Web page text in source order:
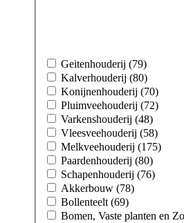
Geitenhouderij (79)
Kalverhouderij (80)
Konijnenhouderij (70)
Pluimveehouderij (72)
Varkenshouderij (48)
Vleesveehouderij (58)
Melkveehouderij (175)
Paardenhouderij (80)
Schapenhouderij (76)
Akkerbouw (78)
Bollenteelt (69)